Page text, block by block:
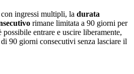
ingressi multipli, la durata
rimane limitata a 90 giorni per
entrare e uscire liberamente,
90 giorni consecutivi senza lasciare il